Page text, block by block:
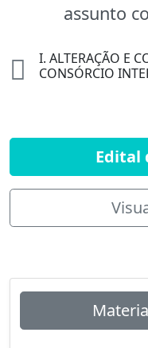
assunto
I. ALTERAÇÃO E
CONSÓRCIO
Edital